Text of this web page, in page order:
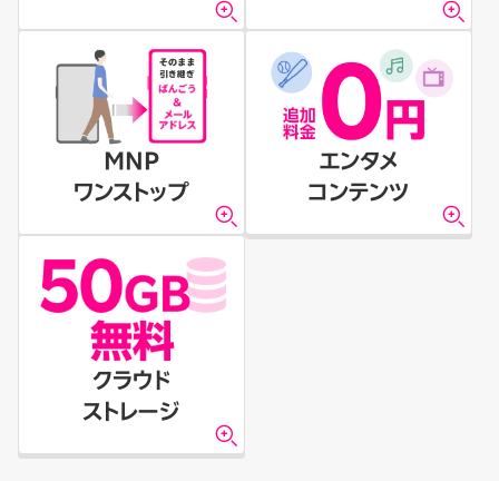
MNP
ワンストップ
エンタメ
コンテンツ
クラウド
ストレージ